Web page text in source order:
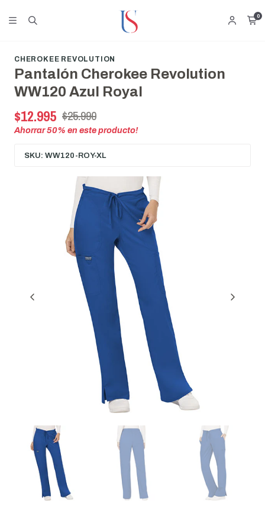
0
CHEROKEE REVOLUTION
Pantalón Cherokee Revolution
WW120 Azul Royal
$12.995 $25.990
Ahorrar50% en este producto!
SKU: WW120-ROY-XL